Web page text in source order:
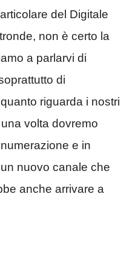
del Digitale
non è certo la
a parlarvi di
di
riguarda i nostri
volta dovremo
e in
nuovo canale che
anche arrivare a